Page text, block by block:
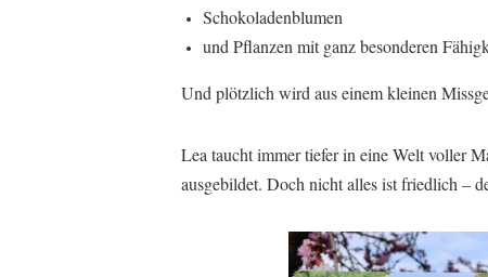
Schokoladenblumen
und Pflanzen mit ganz besonderen
Und plötzlich wird aus einem kleinen
Lea taucht immer tiefer in eine Welt voller
ausgebildet. Doch nicht alles ist friedlich –